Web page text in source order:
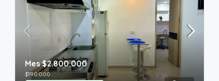
Mes$2.800.000
$190.000